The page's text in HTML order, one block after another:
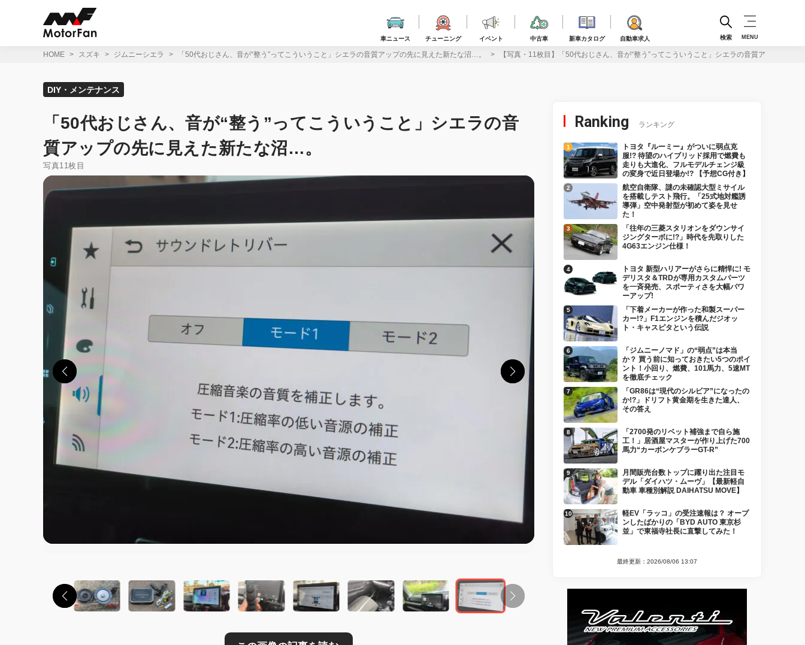
車ニュース チューニング イベント 中古車 新車カタログ 自動車求人 検索 MENU
HOME スズキ ジムニーシエラ 「50代おじさん、音が“整う”ってこういうこと」シエラの音質アップの先に見えた新たな沼…。 【写真・11枚目】「50代おじさん、音が“整う”ってこういうこと」シエラの音質アップの先
DIY・メンテナンス
「50代おじさん、音が“整う”ってこういうこと」シエラの音
質アップの先に見えた新たな沼…。
写真11枚目
Ranking ランキング
トヨタ『ルーミー』がついに弱点克
服!? 待望のハイブリッド採用で燃費も
走りも大進化、フルモデルチェンジ級
の変身で近日登場か!? 【予想CG付き】
航空自衛隊、謎の未確認大型ミサイル
を搭載しテスト飛行。「25式地対艦誘
導弾」空中発射型が初めて姿を見せ
た！
「往年の三菱スタリオンをダウンサイ
ジングターボに!?」時代を先取りした
4G63エンジン仕様！
トヨタ 新型ハリアーがさらに精悍に! モ
デリスタ＆TRDが専用カスタムパーツ
を一斉発売、スポーティさを大幅パワ
ーアップ!
「下着メーカーが作った和製スーパー
カー!?」F1エンジンを積んだジオッ
ト・キャスピタという伝説
「ジムニーノマド」の“弱点”は本当
か？ 買う前に知っておきたい5つのポイ
ント！小回り、燃費、101馬力、5速MT
を徹底チェック
「GR86は“現代のシルビア”になったの
か!?」ドリフト黄金期を生きた達人、
その答え
「2700発のリベット補強まで自ら施
工！」居酒屋マスターが作り上げた700
馬力“カーボンケブラーGT-R”
月間販売台数トップに躍り出た注目モ
デル「ダイハツ・ムーヴ」【最新軽自
動車 車種別解説 DAIHATSU MOVE】
軽EV「ラッコ」の受注速報は？ オープ
ンしたばかりの「BYD AUTO 東京杉
並」で東福寺社長に直撃してみた！
最終更新：2026/08/06 13:07